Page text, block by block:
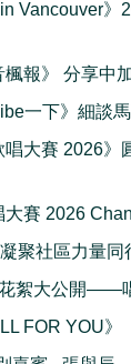
Vancouver》
報》 分享中
一下》細談
唱大賽 2026》
賽 2026
聚社區力量同
絮大公開——
FOR YOU》